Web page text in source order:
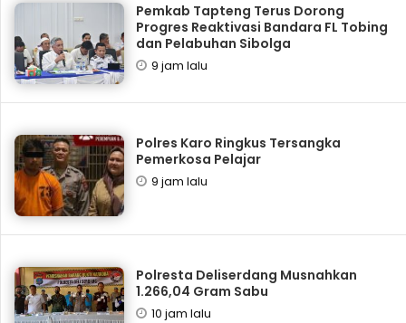
Pemkab Tapteng Terus Dorong
Progres Reaktivasi Bandara FL Tobing
dan Pelabuhan Sibolga
9 jam lalu
Polres Karo Ringkus Tersangka
Pemerkosa Pelajar
9 jam lalu
Polresta Deliserdang Musnahkan
1.266,04 Gram Sabu
10 jam lalu